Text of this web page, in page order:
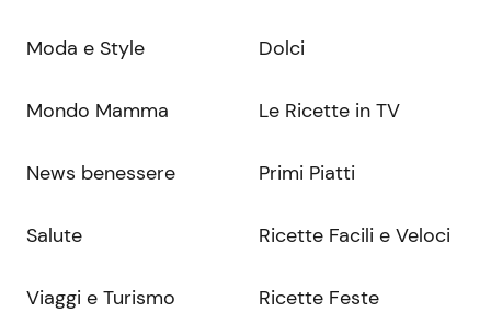
Moda e Style
Mondo Mamma
News benessere
Salute
Viaggi e Turismo
Dolci
Le Ricette in TV
Primi Piatti
Ricette Facili e Veloci
Ricette Feste